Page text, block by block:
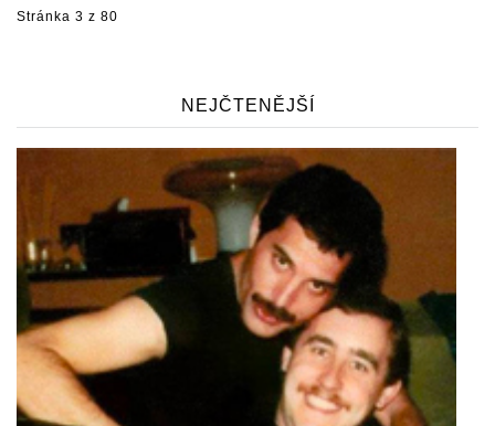
Stránka 3 z 80
NEJČTENĚJŠÍ